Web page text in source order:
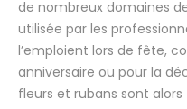
de nombreux domaines
utilisée par les
l’emploient lors de fête,
anniversaire ou pour la
fleurs et rubans sont